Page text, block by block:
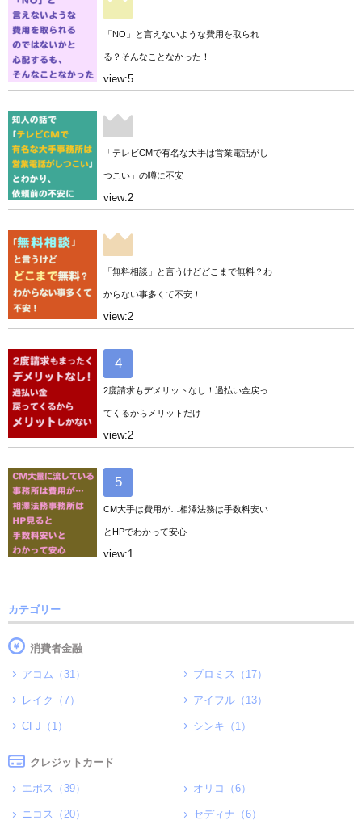
「NO」と言えないような費用を取られ
る？そんなことなかった！
view:5
「テレビCMで有名な大手は営業電話がし
つこい」の噂に不安
view:2
「無料相談」と言うけどどこまで無料？わ
からない事多くて不安！
view:2
2度請求もデメリットなし！過払い金戻っ
てくるからメリットだけ
view:2
CM大手は費用が…相澤法務は手数料安い
とHPでわかって安心
view:1
カテゴリー
消費者金融
アコム（31） プロミス（17）
レイク（7） アイフル（13）
CFJ（1） シンキ（1）
クレジットカード
エポス（39） オリコ（6）
ニコス（20） セディナ（6）